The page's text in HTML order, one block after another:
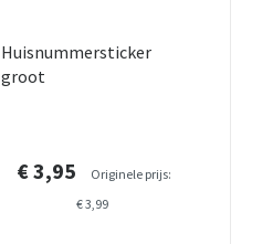
Huisnummersticker
groot
€ 3,95
Originele prijs:
€ 3,99